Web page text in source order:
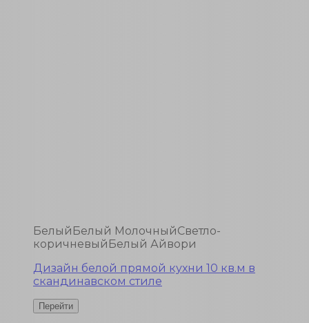
Белый Белый МолочныйСветло-
коричневый Белый Айвори
Дизайн белой прямой кухни 10 кв.м в
скандинавском стиле